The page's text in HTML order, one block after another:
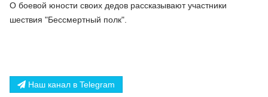
О боевой юности своих дедов рассказывают участники
шествия "Бессмертный полк".
Наш канал в Telegram